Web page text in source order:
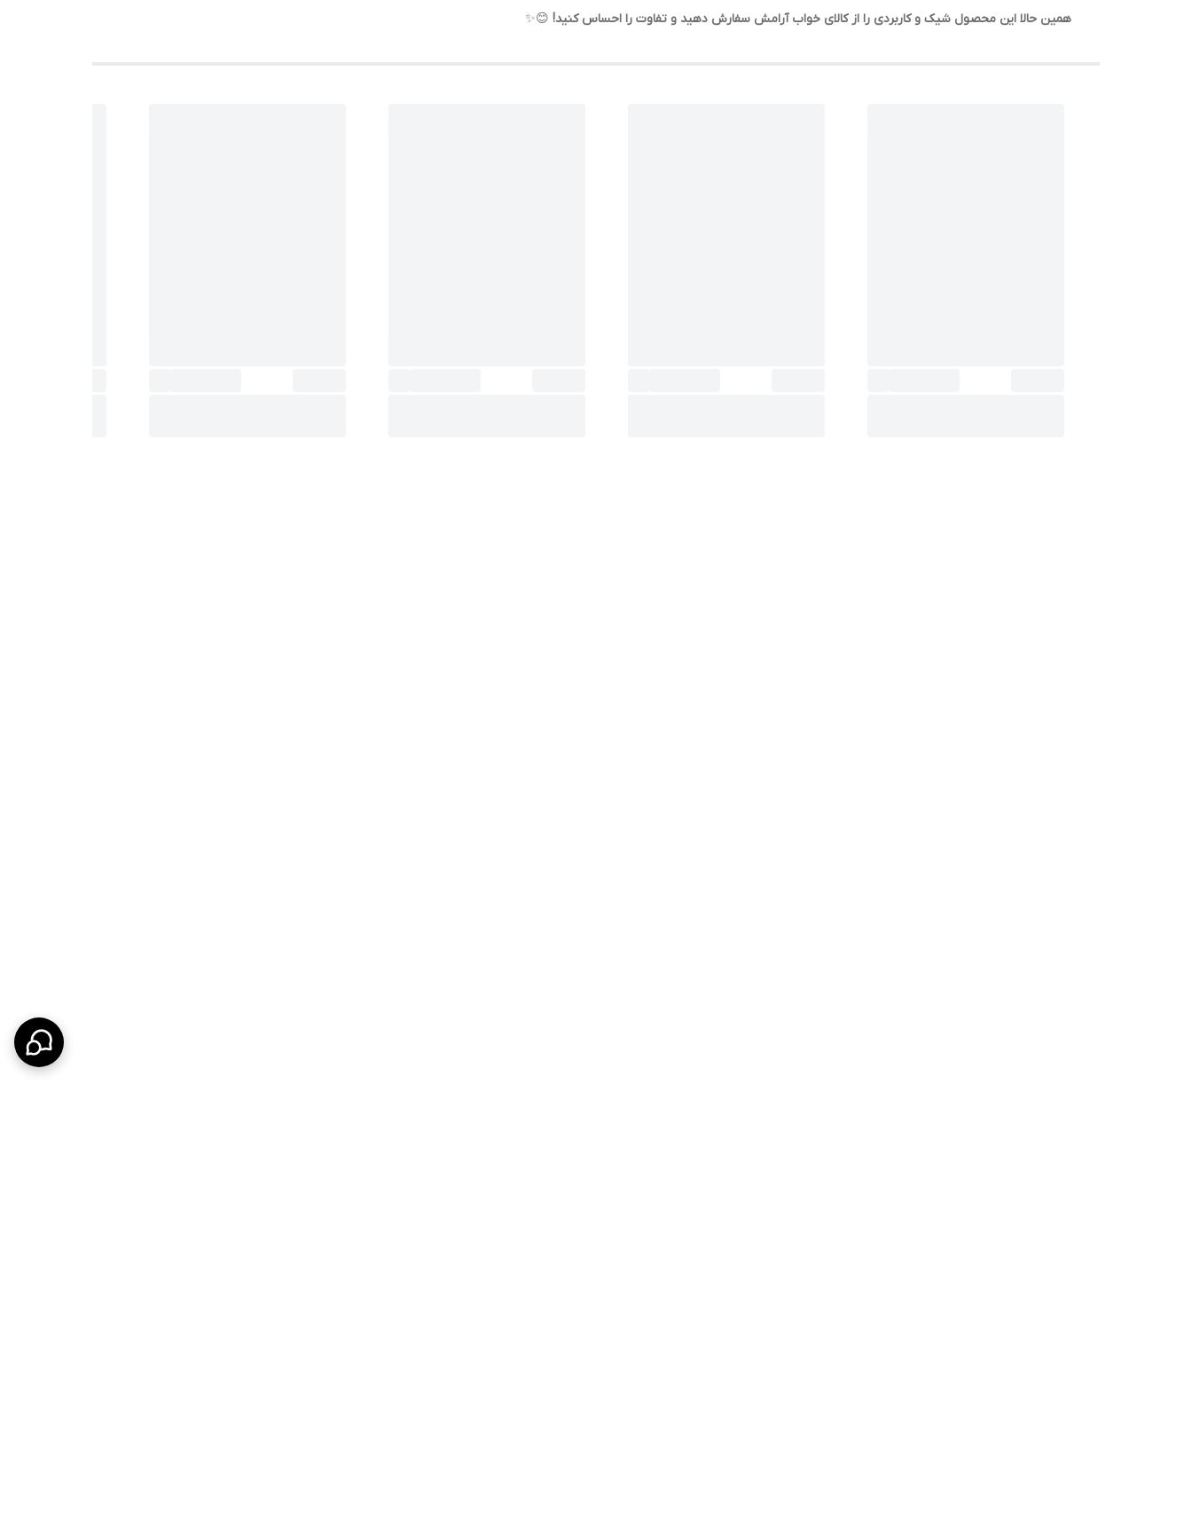
همین حالا این محصول شیک و کاربردی را از کالای خواب آرامش سفارش دهید و تفاوت را احساس کنید! 😊✨